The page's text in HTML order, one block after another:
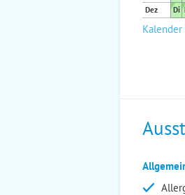
Dez
Di